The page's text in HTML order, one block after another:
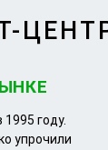
году.
упрочили